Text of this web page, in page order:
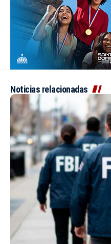
Noticias relacionadas